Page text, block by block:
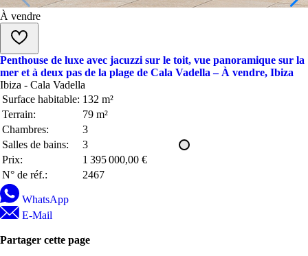
À vendre
Penthouse de luxe avec jacuzzi sur le toit, vue panoramique sur la
mer et à deux pas de la plage de Cala Vadella – À vendre, Ibiza
Ibiza - Cala Vadella
Surface habitable: 132 m²
Terrain:
79 m²
Chambres:
3
Salles de bains:
3
Prix:
1 395 000,00 €
N° de réf.:
2467
WhatsApp
E-Mail
Partager cette page